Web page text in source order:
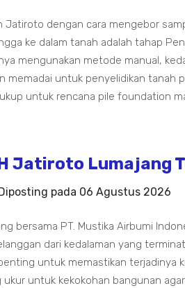
Jatiroto dengan cara mengebor
ke dalam tanah adalah tahap
mengunakan metode manual,
memadai untuk penyelidikan tanah
untuk rencana pile foundation
Jatiroto Lumajang
pada 06 Agustus 2026
bersama PT. Mustika Airbumi
dari kedalaman yang
untuk memastikan terjadinya
untuk kekokohan bangunan